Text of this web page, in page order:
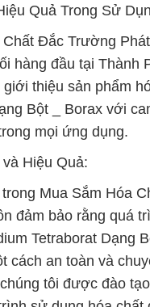
Quả Trong Sử
Chất Đắc Trường
hàng đầu tại Thành
thiệu sản phẩm
Bột _ Borax với
mọi ứng dụng.
Hiệu Quả:
Mua Sắm Hóa
đảm bảo rằng quá
Tetraborat Dạng
cách an toàn và
tôi được đào